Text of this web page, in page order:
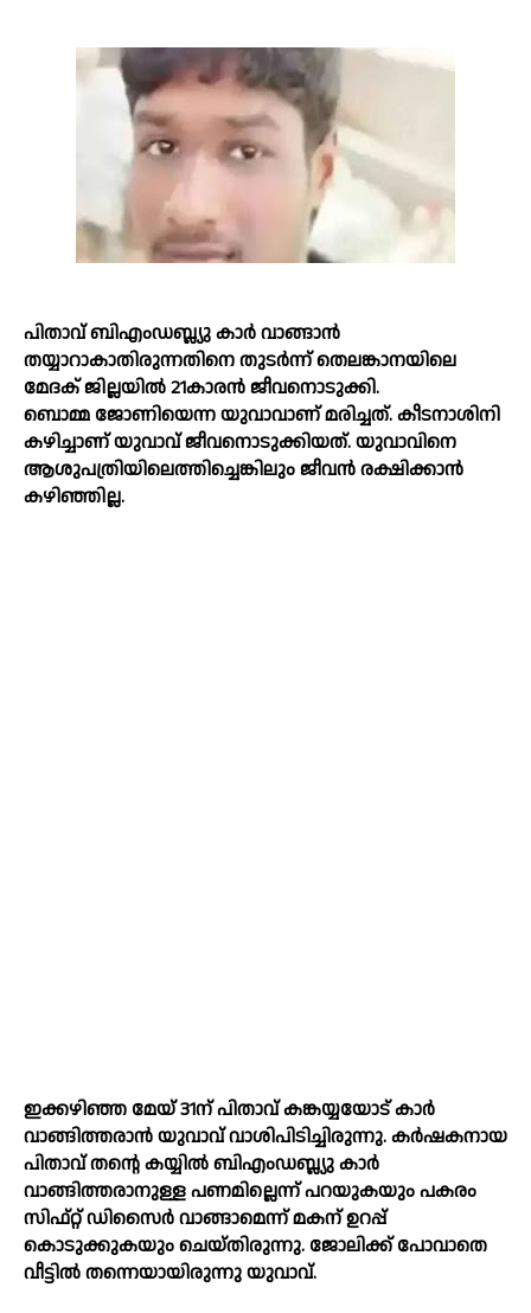
പിതാവ് ബിഎംഡബ്ല്യു കാര്‍ വാങ്ങാന്‍
തയ്യാറാകാതിരുന്നതിനെ തുടര്‍ന്ന് തെലങ്കാനയിലെ
മേദക് ജില്ലയില്‍ 21കാരന്‍ ജീവനൊടുക്കി.
ബൊമ്മ ജോണിയെന്ന യുവാവാണ് മരിച്ചത്. കീടനാശിനി
കഴിച്ചാണ് യുവാവ് ജീവനൊടുക്കിയത്. യുവാവിനെ
ആശുപത്രിയിലെത്തിച്ചെങ്കിലും ജീവന്‍ രക്ഷിക്കാന്‍
കഴിഞ്ഞില്ല.
ഇക്കഴിഞ്ഞ മേയ് 31ന് പിതാവ് കങ്കയ്യയോട് കാര്‍
വാങ്ങിത്തരാന്‍ യുവാവ് വാശിപിടിച്ചിരുന്നു. കര്‍ഷകനായ
പിതാവ് തന്റെ കയ്യില്‍ ബിഎംഡബ്ല്യു കാര്‍
വാങ്ങിത്തരാനുള്ള പണമില്ലെന്ന് പറയുകയും പകരം
സിഫ്റ്റ് ഡിസൈര്‍ വാങ്ങാമെന്ന് മകന് ഉറപ്പ്
കൊടുക്കുകയും ചെയ്തിരുന്നു. ജോലിക്ക് പോവാതെ
വീട്ടില്‍ തന്നെയായിരുന്നു യുവാവ്.